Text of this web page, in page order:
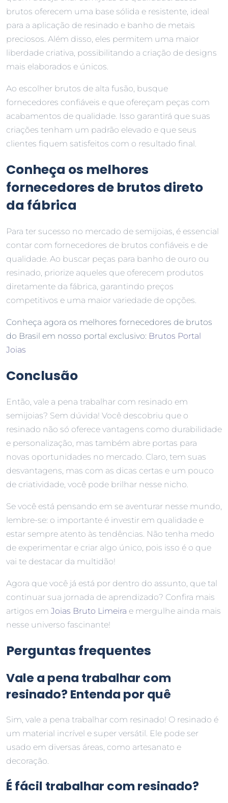
brutos oferecem uma base sólida e resistente, ideal
para a aplicação de resinado e banho de metais
preciosos. Além disso, eles permitem uma maior
liberdade criativa, possibilitando a criação de designs
mais elaborados e únicos.
Ao escolher brutos de alta fusão, busque
fornecedores confiáveis e que ofereçam peças com
acabamentos de qualidade. Isso garantirá que suas
criações tenham um padrão elevado e que seus
clientes fiquem satisfeitos com o resultado final.
Conheça os melhores
fornecedores de brutos direto
da fábrica
Para ter sucesso no mercado de semijoias, é essencial
contar com fornecedores de brutos confiáveis e de
qualidade. Ao buscar peças para banho de ouro ou
resinado, priorize aqueles que oferecem produtos
diretamente da fábrica, garantindo preços
competitivos e uma maior variedade de opções.
Conheça agora os melhores fornecedores de brutos
do Brasil em nosso portal exclusivo: Brutos Portal
Joias
Conclusão
Então, vale a pena trabalhar com resinado em
semijoias? Sem dúvida! Você descobriu que o
resinado não só oferece vantagens como durabilidade
e personalização, mas também abre portas para
novas oportunidades no mercado. Claro, tem suas
desvantagens, mas com as dicas certas e um pouco
de criatividade, você pode brilhar nesse nicho.
Se você está pensando em se aventurar nesse mundo,
lembre-se: o importante é investir em qualidade e
estar sempre atento às tendências. Não tenha medo
de experimentar e criar algo único, pois isso é o que
vai te destacar da multidão!
Agora que você já está por dentro do assunto, que tal
continuar sua jornada de aprendizado? Confira mais
artigos em Joias Bruto Limeira e mergulhe ainda mais
nesse universo fascinante!
Perguntas frequentes
Vale a pena trabalhar com
resinado? Entenda por quê
Sim, vale a pena trabalhar com resinado! O resinado é
um material incrível e super versátil. Ele pode ser
usado em diversas áreas, como artesanato e
decoração.
É fácil trabalhar com resinado?